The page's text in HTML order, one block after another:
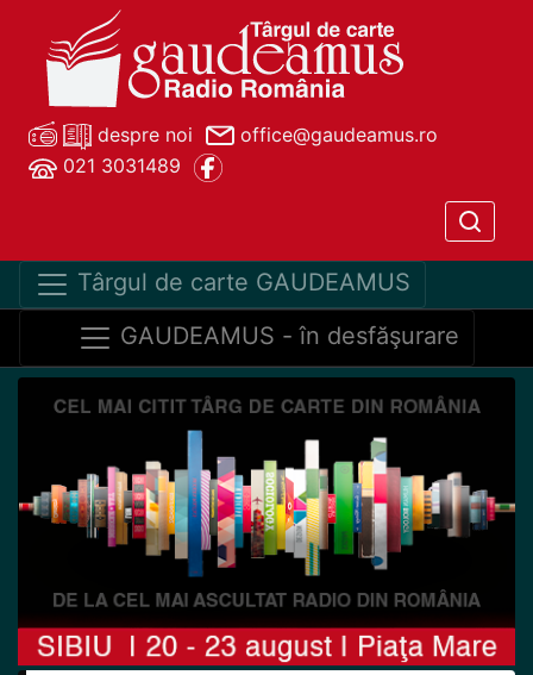
despre noi
office@gaudeamus.ro
021 3031489
Târgul de carte GAUDEAMUS
GAUDEAMUS - în desfăşurare